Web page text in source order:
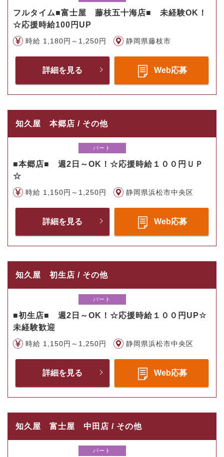
フルタイム■富士屋 藤枝五十海店■ 未経験OK！
☆応援時給100円UP
時給 1,180円～1,250円 静岡県藤枝市
詳細を見る Web応募
知久屋 本郷店 / その他
パート
■本郷店■ 週2日～OK！☆応援時給１００円ＵＰ
☆
時給 1,150円～1,250円 静岡県浜松市中央区
詳細を見る Web応募
知久屋 初生店 / その他
パート
■初生店■ 週2日～OK！☆応援時給１００円UP☆
未経験歓迎
時給 1,150円～1,250円 静岡県浜松市中央区
詳細を見る Web応募
知久屋 富士屋 中田店 / その他
パート